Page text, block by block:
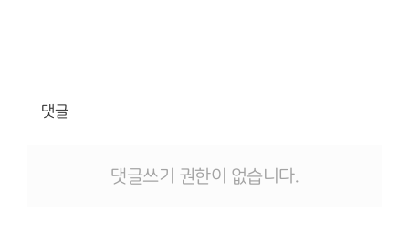
댓글
댓글쓰기 권한이 없습니다.